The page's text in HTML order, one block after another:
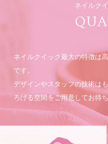
ネイルク
ネイルクイック最大の特徴は
です。
デザインやスタッフの技術は
ろげる空間をご用意してお待